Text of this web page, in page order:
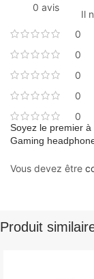
0 avis
0
0
0
0
0
Il
Soyez le premier à
Gaming
Vous devez être
Produit